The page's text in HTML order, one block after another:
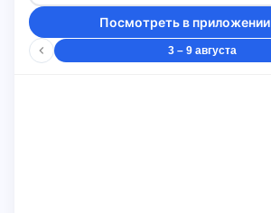
Посмотреть в приложении
3 – 9 августа